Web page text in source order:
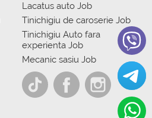
Lacatus auto Job
Tinichigiu de caroserie Job
Tinichigiu Auto fara
experienta Job
Mecanic sasiu Job